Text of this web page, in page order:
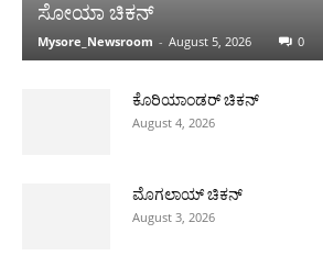
ಸೋಯಾ ಚಿಕನ್
Mysore_Newsroom - August 5, 2026 0
ಕೊರಿಯಾಂಡರ್ ಚಿಕನ್
August 4, 2026
ಮೊಗಲಾಯ್ ಚಿಕನ್
August 3, 2026